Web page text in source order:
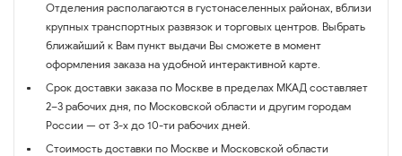
Отделения располагаются в густонаселенных районах, вблизи
крупных транспортных развязок и торговых центров. Выбрать
ближайший к Вам пункт выдачи Вы сможете в момент
оформления заказа на удобной интерактивной карте.
Срок доставки заказа по Москве в пределах МКАД составляет
2–3 рабочих дня, по Московской области и другим городам
России — от 3-х до 10-ти рабочих дней.
Стоимость доставки по Москве и Московской области